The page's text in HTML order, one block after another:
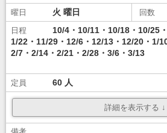
火
10/4・10/11・10/18・10/25
1/22・11/29・12/6・12/13・12/20・1/
2/7・2/14・2/21・2/28・3/6・3/13
60